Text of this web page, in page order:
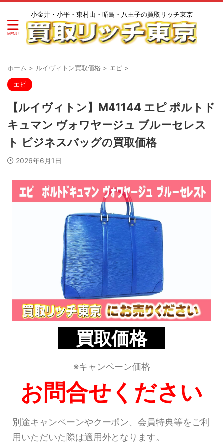
小金井・小平・東村山・昭島・八王子の買取リッチ東京
ホーム > ルイヴィトン買取価格 > エピ >
エピ
【ルイヴィトン】M41144 エピ ポルトド
キュマン ヴォワヤージュ ブルーセレス
ト ビジネスバッグの買取価格
2026年6月1日
買取価格
※キャンペーン価格
お問合せください
別途キャンペーンやクーポン、会員特典等をご利
用いただいた際は適用外となります。